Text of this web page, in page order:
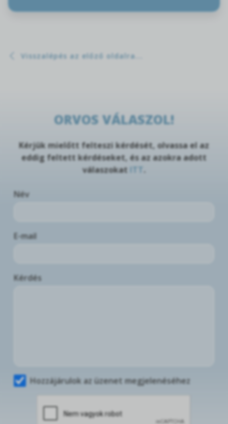
Visszalépés az előző oldalra...
ORVOS VÁLASZOL!
Kérjük mielőtt felteszi kérdését, olvassa el az
eddig feltett kérdéseket, és az azokra adott
válaszokat ITT
Név
E-mail
Kérdés
Hozzájárulok az üzenet megjelenéséhez